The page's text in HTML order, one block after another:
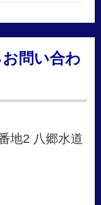
問い合わ
地2 八郷水道